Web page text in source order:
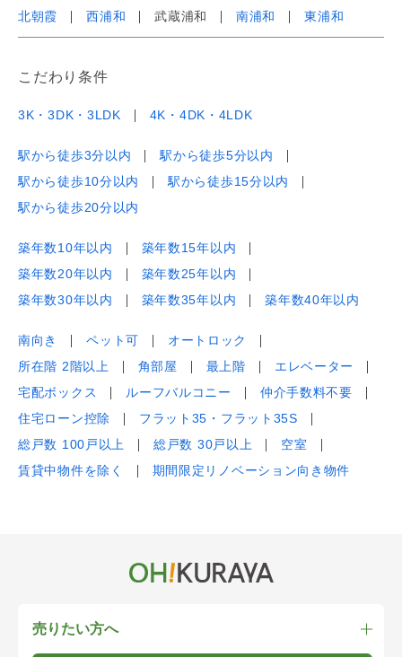
北朝霞 西浦和 武蔵浦和 南浦和 東浦和
こだわり条件
3K・3DK・3LDK 4K・4DK・4LDK
駅から徒歩3分以内
駅から徒歩5分以内
駅から徒歩10分以内
駅から徒歩15分以内
駅から徒歩20分以内
築年数10年以内
築年数15年以内
築年数20年以内
築年数25年以内
築年数30年以内
築年数35年以内 築年数40年以内
南向き ペット可
オートロック
所在階 2階以上
角部屋 最上階
エレベーター
宅配ボックス
ルーフバルコニー
仲介手数料不要
住宅ローン控除
フラット35・フラット35S
総戸数 100戸以上
総戸数 30戸以上
空室
賃貸中物件を除く
期間限定リノベーション向き物件
売りたい方へ